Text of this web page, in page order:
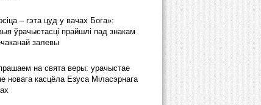
– гэта цуд у вачах Бога»:
ўрачыстасці прайшлі пад знакам
залевы
на свята веры: урачыстае
новага касцёла Езуса Міласэрнага